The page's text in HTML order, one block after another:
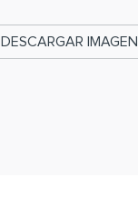
DESCARGAR IMAGEN